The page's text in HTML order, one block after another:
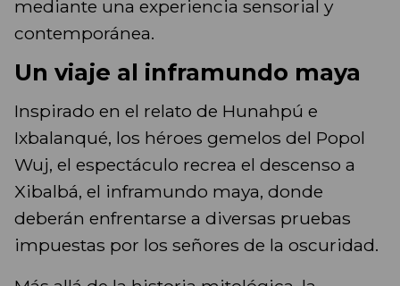
mediante una experiencia sensorial y
contemporánea.
Un viaje al inframundo maya
Inspirado en el relato de Hunahpú e
Ixbalanqué, los héroes gemelos del Popol
Wuj, el espectáculo recrea el descenso a
Xibalbá, el inframundo maya, donde
deberán enfrentarse a diversas pruebas
impuestas por los señores de la oscuridad.